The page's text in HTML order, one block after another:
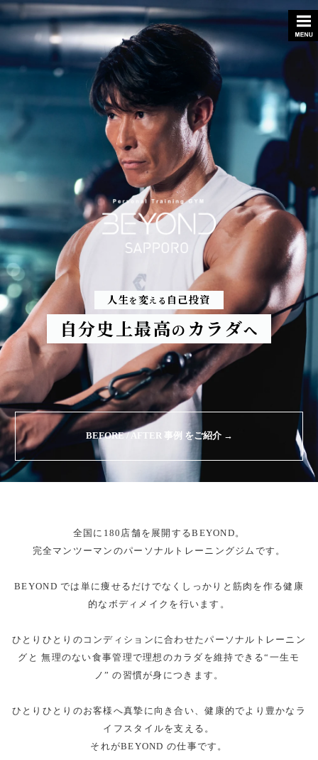
人生を変える 自己投資
自分史上最高の カラダへ
BEFORE / AFTER 事例 をご紹介 →
全国に180店舗を展開するBEYOND。
完全マンツーマンのパーソナルトレーニングジムです。
BEYOND では単に痩せるだけでなくしっかりと筋肉を作る健康
的なボディメイクを行います。
ひとりひとりのコンディションに合わせたパーソナルトレーニン
グと 無理のない食事管理で理想のカラダを維持できる“一生モ
ノ” の習慣が身につきます。
ひとりひとりのお客様へ真摯に向き合い、健康的でより豊かなラ
イフスタイルを支える。
それがBEYOND の仕事です。